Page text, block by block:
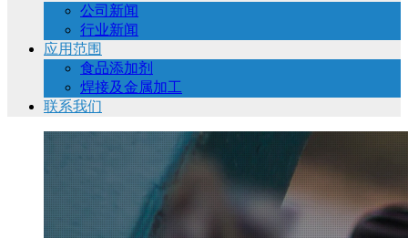
公司新闻
行业新闻
应用范围
食品添加剂
焊接及金属加工
联系我们